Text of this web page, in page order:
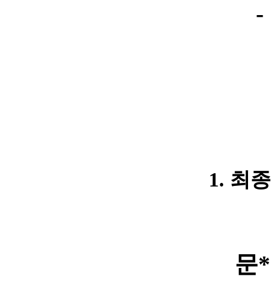
-
1. 최
문